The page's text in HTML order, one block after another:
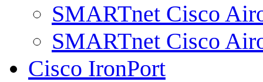
SMARTnet Cisco
SMARTnet Cisco
Cisco IronPort